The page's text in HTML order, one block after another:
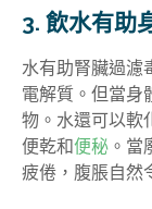
3. 飲水有助
水有助腎臟過濾
電解質。但當身
物。水還可以軟
便乾和便秘 。當
疲倦，腹脹自然